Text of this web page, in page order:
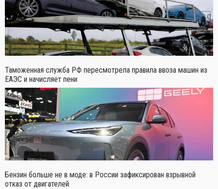
Таможенная служба РФ пересмотрела правила ввоза машин из
ЕАЭС и начисляет пени
Бензин больше не в моде: в России зафиксирован взрывной
отказ от двигателей